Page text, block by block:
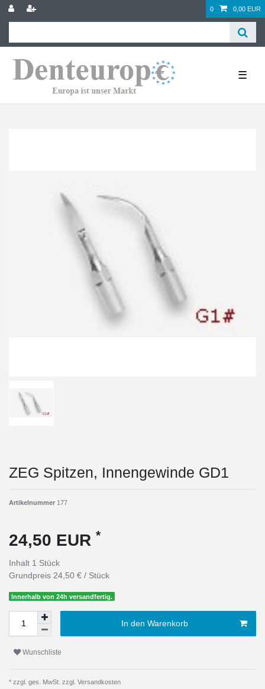
0 0,00 EUR
☰
ZEG Spitzen, Innengewinde GD1
Artikelnummer 177
24,50 EUR *
Inhalt 1 Stück
Grundpreis 24,50 € / Stück
Innerhalb von 24h versandfertig.
In den Warenkorb
Wunschliste
* zzgl. ges. MwSt. zzgl. Versandkosten